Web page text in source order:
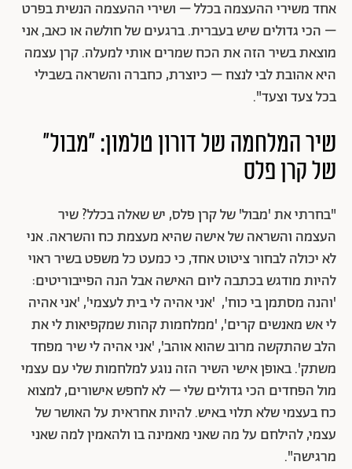
אחד משירי ההעצמה בכלל – ושירי ההעצמה הנשית בפרט
– הכי גדולים שיש בעברית. ברגעים של חולשה או כאב, אני
מוצאת בשיר הזה את הכח שמרים אותי למעלה. קרן עצמה
היא אהובת לבי לנצח – כיוצרת, כחברה והשראה בשבילי
בכל צעד וצעד".
שיר המלחמה של דורון טלמון: "מבול"
של קרן פלס
"בחרתי את 'מבול' של קרן פלס, יש שאלה בכלל? שיר
העצמה והשראה של אישה שהיא מעצמת כח והשראה. אני
לא יכולה לבחור ציטוט אחד, כי כמעט כל משפט בשיר ראוי
להיות מודגש בכתבה ליום האישה אבל הנה הפייבוריטים:
'והנה מסתמן בי כוח', 'אני אהיה לי בית לעצמי', 'אני אהיה
לי אש מאנשים קרים', 'ממלחמות קהות שמקפיאות לי את
הלב שהתקשה מרוב שהוא אוהב', 'אני אהיה לי שיר מפחד
משתק'. באופן אישי השיר הזה נוגע למלחמות שלי עם עצמי
מול הפחדים הכי גדולים שלי – לא לחפש אישורים, למצוא
כח בעצמי שלא תלוי באיש. להיות אחראית על האושר של
עצמי, להילחם על מה שאני מאמינה בו ולהאמין למה שאני
מרגישה".